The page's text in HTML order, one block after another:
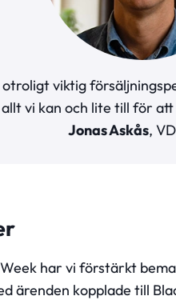
viktig
vi kan och lite till för
Jonas Askås,
har vi förstärkt
ärenden kopplade till